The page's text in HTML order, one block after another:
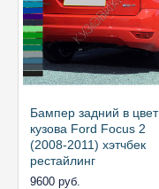
Бампер задний в цвет
кузова Ford Focus 2
(2008-2011) хэтчбек
рестайлинг
9600 руб.